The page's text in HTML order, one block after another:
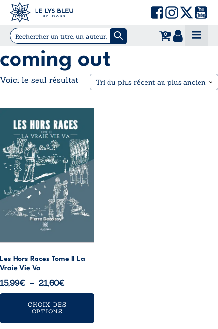
0
coming out
Voici le seul résultat
Les Hors Races Tome II La
Vraie Vie Va
15,99€ – 21,60€Plage
de
prix :
CHOIX DES
OPTIONS
produit
plusieurs
variations.
options
peuvent
être
choisies
page
du
produit